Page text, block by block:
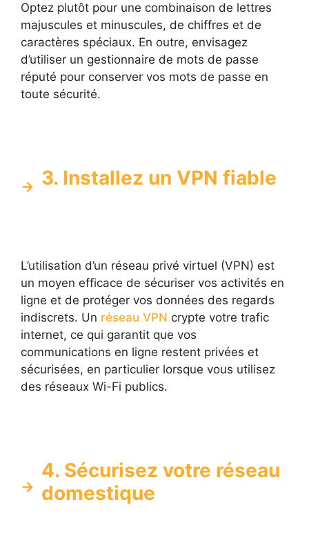
Optez plutôt pour une combinaison de lettres
majuscules et minuscules, de chiffres et de
caractères spéciaux. En outre, envisagez
d’utiliser un gestionnaire de mots de passe
réputé pour conserver vos mots de passe en
toute sécurité.
3. Installez un VPN fiable
L’utilisation d’un réseau privé virtuel (VPN) est
un moyen efficace de sécuriser vos activités en
ligne et de protéger vos données des regards
indiscrets. Un réseau VPN crypte votre trafic
internet, ce qui garantit que vos
communications en ligne restent privées et
sécurisées, en particulier lorsque vous utilisez
des réseaux Wi-Fi publics.
4. Sécurisez votre réseau
domestique